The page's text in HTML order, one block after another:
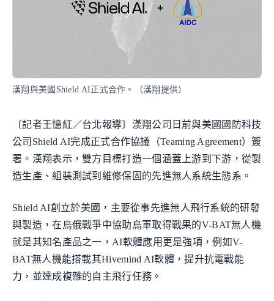
漢翔與美國Shield AI正式合作。（漢翔提供）
〔記者王憶紅／台北報導〕漢翔公司日前與美國國防科技
公司Shield AI完成正式合作協議（Teaming Agreement）簽
署。漢翔表示，雙方目標打造一個涵蓋上游到下游，從製
造生產、組裝測試到維修保固的先進無人系統生態系。
Shield AI創立於美國，主要從事先進無人飛行系統的研發
與製造，在烏俄戰爭中協助烏軍取得戰果的V-BAT無人機
就是其知名產品之一，AI軟體應用更是強項，例如V-
BAT無人機能搭載其Hivemind AI軟體，提升抗電戰能
力，並達成複雜的自主飛行任務。